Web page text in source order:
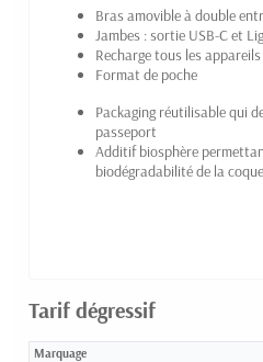
Bras amovible à double
Jambes : sortie USB-C et
Recharge tous les
Format de poche
Packaging réutilisable qui
passeport
Additif biosphère
biodégradabilité de la
Tarif dégressif
Marquage